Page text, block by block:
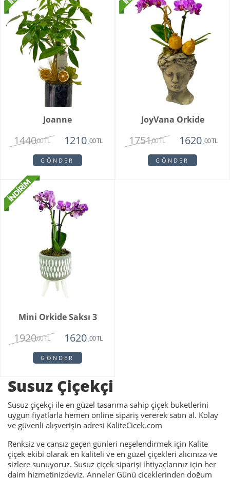
Joanne
1440,00 TL 1210 ,00 TL
GÖNDER
JoyVana Orkide
1751,00 TL 1620 ,00 TL
GÖNDER
Mini Orkide Saksı 3
1920,00 TL 1620 ,00 TL
GÖNDER
Susuz Çiçekçi
Susuz çiçekçi ile en güzel tasarıma sahip çiçek buketlerini
uygun fiyatlarla hemen online sipariş vererek satın al. Kolay
ve güvenli alışverişin adresi KaliteCicek.com
Renksiz ve cansız geçen günleri neşelendirmek için Kalite
çiçek ekibi olarak en kaliteli ve en güzel çiçekleri alıcınıza ve
sizlere sunuyoruz. Susuz çiçek siparişi ihtiyaçlarınız için her
daim hizmetinizdeyiz. Anneler Günü çiçeklerinden doğum